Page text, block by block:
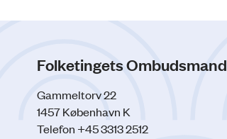
Folketingets Ombudsmand
Gammeltorv 22
1457 København K
Telefon +45 3313 2512